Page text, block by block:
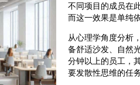
不同项目的成员在
而这一效果是单纯
从心理学角度分析
备舒适沙发、自然
分钟以上的员工，
要发散性思维的任